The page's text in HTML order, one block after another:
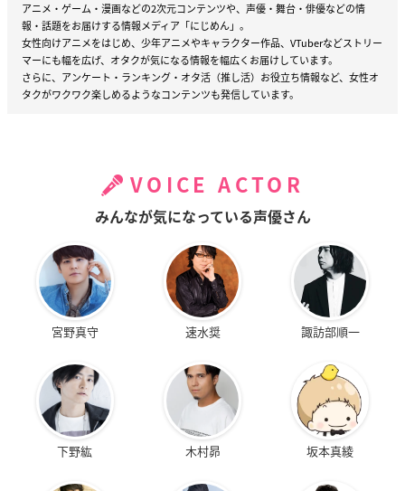
アニメ・ゲーム・漫画などの2次元コンテンツや、声優・舞台・俳優などの情
報・話題をお届けする情報メディア「にじめん」。
女性向けアニメをはじめ、少年アニメやキャラクター作品、VTuberなどストリー
マーにも幅を広げ、オタクが気になる情報を幅広くお届けしています。
さらに、アンケート・ランキング・オタ活（推し活）お役立ち情報など、女性オ
タクがワクワク楽しめるようなコンテンツも発信しています。
VOICE ACTOR
みんなが気になっている声優さん
宮野真守 速水奨 諏訪部順一
下野紘 木村昴 坂本真綾